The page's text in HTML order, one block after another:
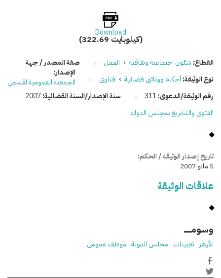
Download
(322.69 كيلوبايت)
القطاع: شئون اجتماعية وثقافية › العمل
نوع الوثيقة:أحكام ووثائق قضائية › فتاوى
رقم الوثيقة/الدعوى: 311 سنة الإصدار/السنة القضائية:2007
صفة المصدر / جهة
الإصدار:
الجمعية العمومية لقسمي
الفتوى والتشريع بمجلس الدولة
تاريخ إصدار الوثيقة / الحكم:
5 مايو 2007
علاقات الوثيقة
وسومـــــ
الأزهر تعيينات مجلس الدولة موظف عمومي